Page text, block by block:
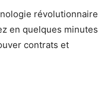
révolutionnaire
en quelques minutes
contrats et